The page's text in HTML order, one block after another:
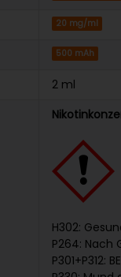
20 mg/ml
500 mAh
2 ml
H302:
P264: Nach
P301+P312: